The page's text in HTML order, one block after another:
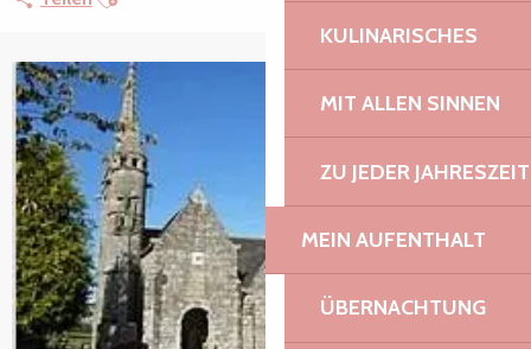
KULINARISCHES
MIT ALLEN SINNEN
ZU JEDER JAHRESZEIT
MEIN AUFENTHALT
ÜBERNACHTUNG